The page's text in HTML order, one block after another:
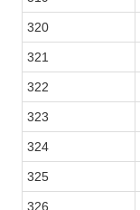
320
321
322
323
324
325
326